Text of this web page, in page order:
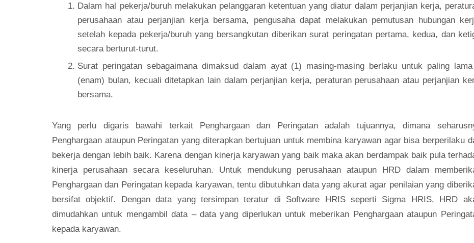
Dalam hal pekerja/buruh melakukan pelanggaran ketentuan yang diatur dalam perjanjian kerja,
perusahaan atau perjanjian kerja bersama, pengusaha dapat melakukan pemutusan hubungan
setelah kepada pekerja/buruh yang bersangkutan diberikan surat peringatan pertama, kedua, dan
secara berturut-turut.
Surat peringatan sebagaimana dimaksud dalam ayat (1) masing-masing berlaku untuk paling
(enam) bulan, kecuali ditetapkan lain dalam perjanjian kerja, peraturan perusahaan atau perjanjian
bersama.
Yang perlu digaris bawahi terkait Penghargaan dan Peringatan adalah tujuannya, dimana
Penghargaan ataupun Peringatan yang diterapkan bertujuan untuk membina karyawan agar bisa berperilaku
bekerja dengan lebih baik. Karena dengan kinerja karyawan yang baik maka akan berdampak baik pula
kinerja perusahaan secara keseluruhan. Untuk mendukung perusahaan ataupun HRD dalam
Penghargaan dan Peringatan kepada karyawan, tentu dibutuhkan data yang akurat agar penilaian yang
bersifat objektif. Dengan data yang tersimpan teratur di Software HRISseperti Sigma HRIS, HRD
dimudahkan untuk mengambil data – data yang diperlukan untuk meberikan Penghargaan ataupun
kepada karyawan.